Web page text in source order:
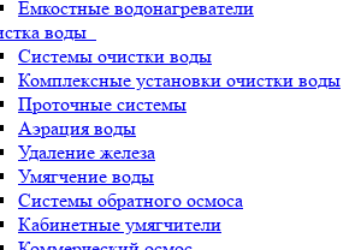
Емкостные водонагреватели
воды
Системы очистки воды
Комплексные установки очистки воды
Проточные системы
Аэрация воды
Удаление железа
Умягчение воды
Системы обратного осмоса
Кабинетные умягчители